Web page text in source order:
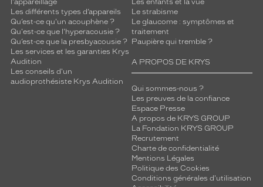
l'appareillage
Les différents types d’appareils
Qu’est-ce qu'un acouphène ?
Qu'est-ce que l'hyperacousie ?
Qu’est-ce que la presbyacousie ?
Les services et les garanties Krys
Audition
Les conseils d'un
audioprothésiste Krys Audition
Les enfants et la vue
Le strabisme
Le glaucome : symptômes et
traitement
Paupière qui tremble ?
A PROPOS DE KRYS
Qui sommes-nous ?
Les preuves de la confiance
Espace Presse
A propos de KRYS GROUP
La Fondation KRYS GROUP
Recrutement
Charte de confidentialité
Mentions Légales
Politique des Cookies
Conditions générales d'utilisation